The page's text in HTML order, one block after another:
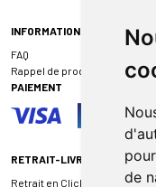
de
INFORMATIONS
FAQ
Rappel de produit
PAIEMENT
RETRAIT-LIVRAISON
Retrait en Click & Collect